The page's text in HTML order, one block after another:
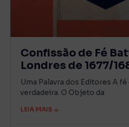
Confissão de Fé
Londres de 1677/
Uma Palavra dos Editores A fé
verdadeira. O Objeto da
LEIA MAIS »